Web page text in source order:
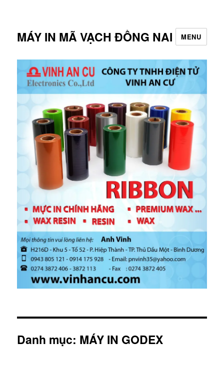
MÁY IN MÃ VẠCH ĐỒNG NAI MENU
Danh mục: MÁY IN GODEX